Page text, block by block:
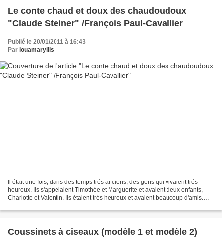
Le conte chaud et doux des chaudoudoux
"Claude Steiner" /François Paul-Cavallier
Publié le 20/01/2011 à 16:43
Par louamaryllis
Il était une fois, dans des temps trés anciens, des gens qui vivaient trés
heureux. Ils s'appelaient Timothée et Marguerite et avaient deux enfants,
Charlotte et Valentin. Ils étaient trés heureux et avaient beaucoup d'amis.
Coussinets à ciseaux (modèle 1 et modèle 2)